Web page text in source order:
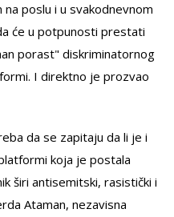
poslu i u svakodnevnom
će u potpunosti prestati
porast" diskriminatornog
I direktno je prozvao
da se zapitaju da li je i
koja je postala
širi antisemitski, rasistički i
Ataman, nezavisna